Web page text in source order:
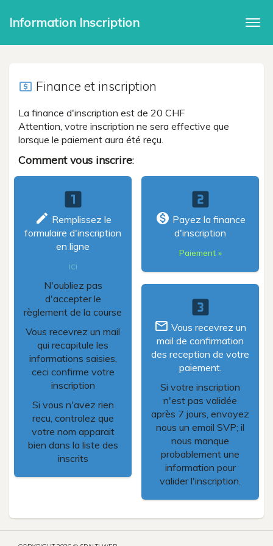
Information Inscription
local_atm Finance et inscription
La finance d'inscription est de 20 CHF
Attention, votre inscription ne sera effective que
lorsque le paiement aura été reçu.
Comment vous inscrire:
looks_one
create Remplissez le
formulaire d'inscription
en ligne
ici
N'oubliez pas
d'accepter le
règlement de la course
Vous recevrez un mail
qui recapitule les
informations saisies,
ceci confirme votre
inscription
Si vous n'avez rien
recu, controlez que
votre nom apparait
bien dans la liste des
inscrits
looks_two
monetization_on Payez la finance
d'inscription
Paiement »
looks_3
mail_outline Vous recevrez un
mail de confirmation
des reception de votre
paiement.
Si votre inscription
n'est pas validée
après 7 jours, envoyez
nous un email SVP; il
nous manque
probablement une
information pour
valider l'inscription.